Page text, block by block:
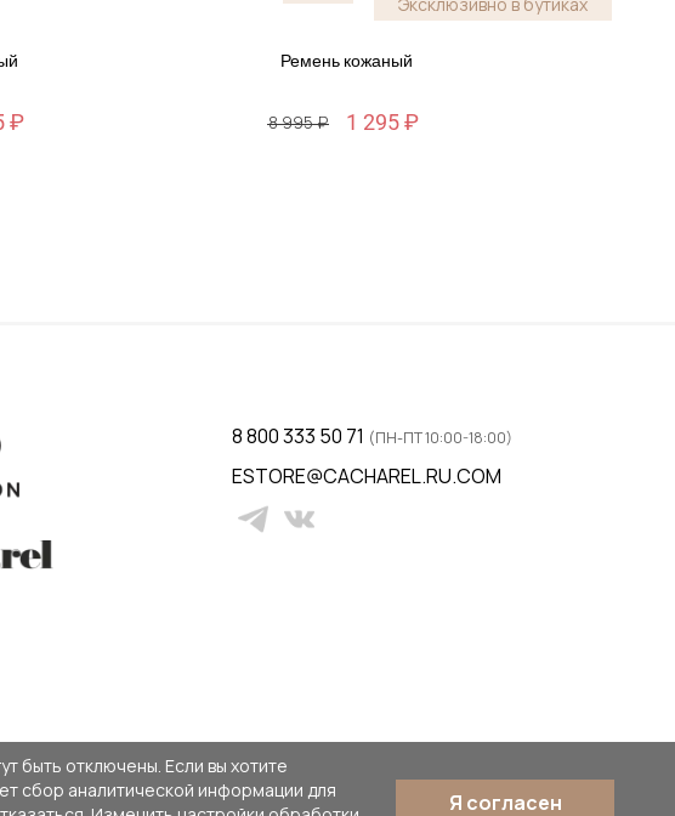
₽
Ремень кожаный
8 995 ₽ 1 295 ₽
8 800 333 50 71 (ПН-ПТ 10:00-18:00)
ESTORE@CACHAREL.RU.COM
быть отключены. Если вы хотите
сбор аналитической информации для
Я согласен